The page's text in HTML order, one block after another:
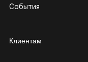
События
Клиентам